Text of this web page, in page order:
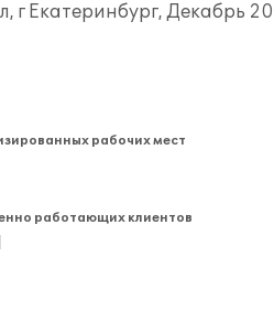
г Екатеринбург, Декабрь
рабочих мест
работающих клиентов